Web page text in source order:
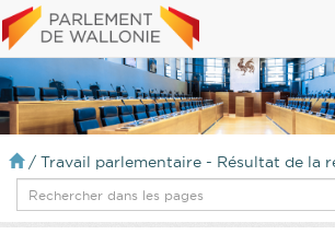
/ Travail parlementaire - Résultat de la